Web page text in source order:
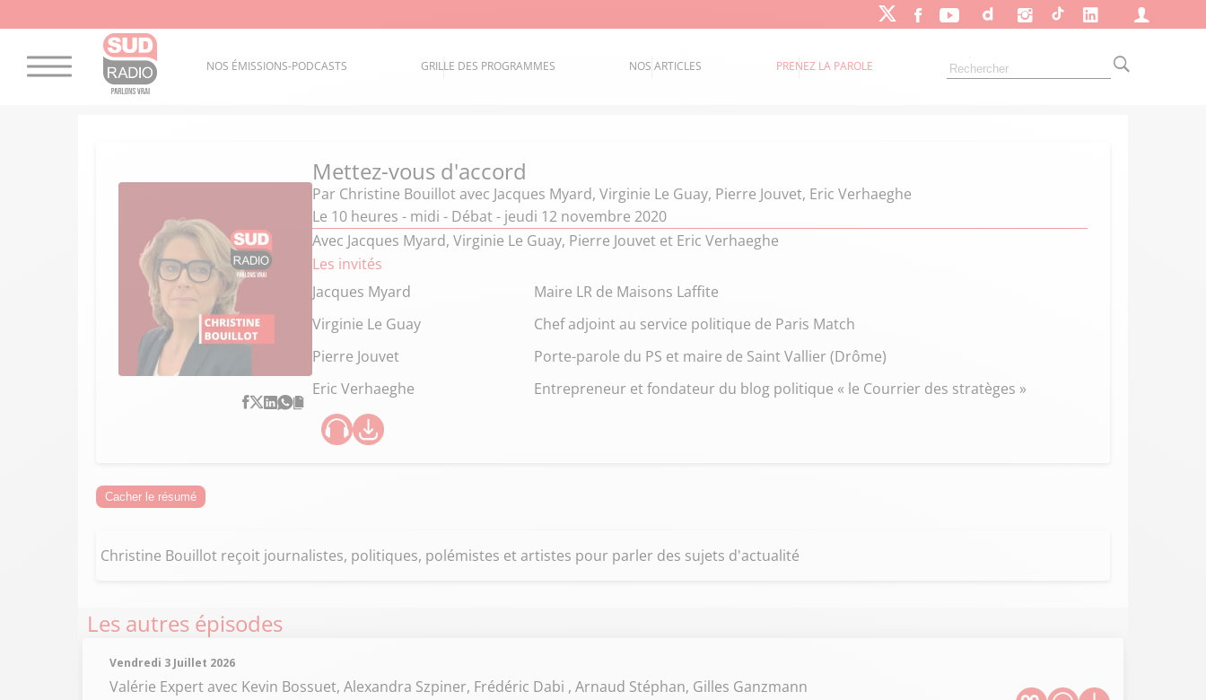
NOS ÉMISSIONS-PODCASTS GRILLE DES PROGRAMMES NOS ARTICLES PRENEZ LA PAROLE
Mettez-vous d'accord
Par Christine Bouillotavec Jacques Myard, Virginie Le Guay, Pierre Jouvet, Eric Verhaeghe
Le 10 heures - midi - Débat - jeudi 12 novembre 2020
Avec Jacques Myard, Virginie Le Guay, Pierre Jouvet et Eric Verhaeghe
Les invités
Jacques Myard
Maire LR de Maisons Laffite
Virginie Le Guay
Chef adjoint au service politique de Paris Match
Pierre Jouvet
Porte-parole du PS et maire de Saint Vallier (Drôme)
Eric Verhaeghe
Entrepreneur et fondateur du blog politique « le Courrier des stratèges »
Cacher le résumé
Christine Bouillot reçoit journalistes, politiques, polémistes et artistes pour parler des sujets d'actualité
Les autres épisodes
Vendredi 3 Juillet 2026
Valérie Expertavec Kevin Bossuet, Alexandra Szpiner, Frédéric Dabi , Arnaud Stéphan, Gilles Ganzmann